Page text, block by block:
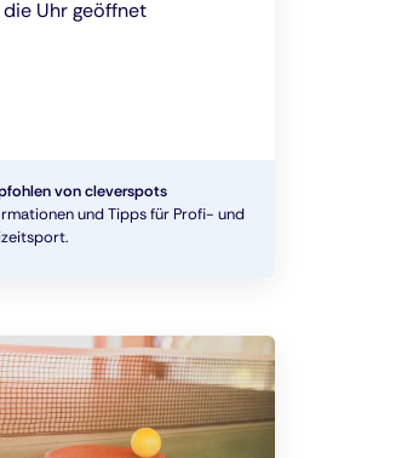
die Uhr geöffnet
von cleverspots
und Tipps für Profi- und